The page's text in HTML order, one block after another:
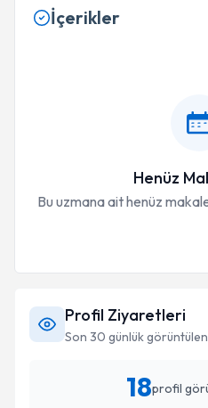
İçerikler
Henüz
Bu uzmana ait henüz
Profil Ziyaretleri
Son 30 günlük
18profil